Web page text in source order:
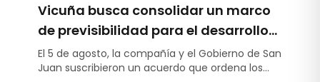
Vicuña busca consolidar un marco
de previsibilidad para el desarrollo
del proyecto en San Juan
El 5 de agosto, la compañía y el Gobierno de San
Juan suscribieron un acuerdo que ordena los